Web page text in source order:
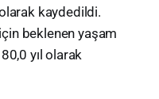
kaydedildi.
beklenen yaşam
yıl olarak